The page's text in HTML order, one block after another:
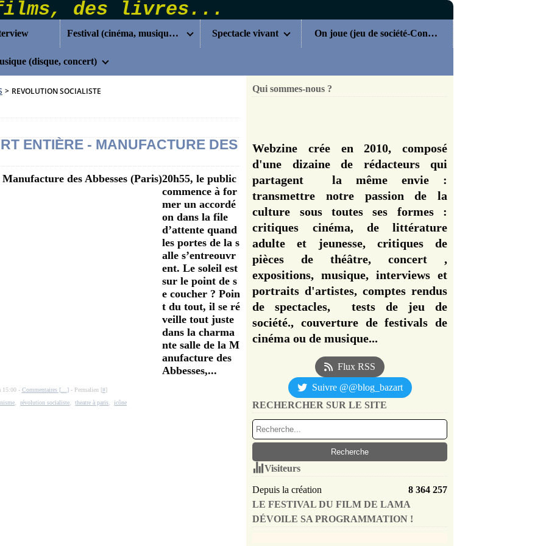
Festival (cinéma, musique...) Spectacle vivant On joue (jeu de société-Concours)
(disque, concert)
> REVOLUTION SOCIALISTE
ENTIÈRE - MANUFACTURE DES
20h55, le public
commence à for
mer un accordé
on dans la file
d’attente quand
les portes de la s
alle s’entreouvr
ent. Le soleil est
sur le point de s
e coucher ? Poin
t du tout, il se ré
veille tout juste
dans la charma
nte salle de la M
anufacture des
Abbesses,...
15:00 - Commentaires [… ]- Permalien [#]
,révolution socialiste ,theatre à paris ,icône
Qui sommes-nous ?
Webzine crée en 2010, composé
d'une dizaine de rédacteurs qui
partagent la même envie :
transmettre notre passion de la
culture sous toutes ses formes :
critiques cinéma, de littérature
adulte et jeunesse, critiques de
pièces de théâtre, concert ,
expositions, musique, interviews et
portraits d'artistes, comptes rendus
de spectacles, tests de jeu de
société., couverture de festivals de
cinéma ou de musique...
Flux RSS
Suivre @@blog_bazart
RECHERCHER SUR LE SITE
Visiteurs
Depuis la création
8 364 257
LE FESTIVAL DU FILM DE LAMA
DÉVOILE SA PROGRAMMATION !